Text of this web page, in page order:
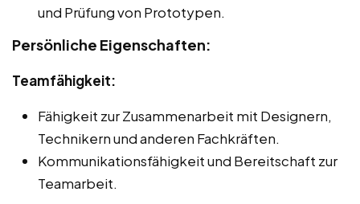
und Prüfung von Prototypen.
Persönliche Eigenschaften:
Teamfähigkeit:
Fähigkeit zur Zusammenarbeit mit Designern,
Technikern und anderen Fachkräften.
Kommunikationsfähigkeit und Bereitschaft zur
Teamarbeit.